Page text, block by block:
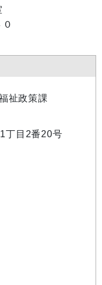
祉政策課
丁目2番20号